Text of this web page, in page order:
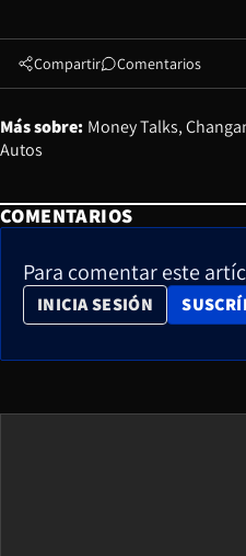
Compartir Comentarios
Más sobre: Money Talks
Autos
COMENTARIOS
Para comentar este
INICIA SESIÓN OPENS